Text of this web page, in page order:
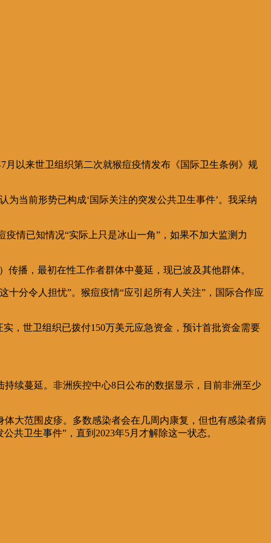
月以来世卫组织第二次就猴痘疫情发布《国际卫生条例》规
当前形势已构成‘国际关注的突发公共卫生事件’。我采纳
情已知情况“实际上只是冰山一角”，如果不加大监测力
播，最初在性工作者群体中蔓延，现已波及其他群体。
分令人担忧”。猴痘疫情“应引起所有人关注”，国际合作应
，世卫组织已拨付150万美元应急资金，预计首批资金需要
续蔓延。非洲疾控中心8日公布的数据显示，目前非洲至少
大范围皮疹。多数感染者会在几周内康复，但也有感染者病
共卫生事件”，直到2023年5月才解除这一状态。